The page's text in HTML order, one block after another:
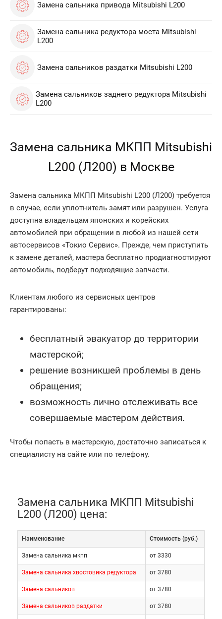
Замена сальника привода Mitsubishi L200
Замена сальника редуктора моста Mitsubishi
L200
Замена сальников раздатки Mitsubishi L200
Замена сальников заднего редуктора Mitsubishi
L200
Замена сальника МКПП Mitsubishi
L200 (Л200) в Москве
Замена сальника МКПП Mitsubishi L200 (Л200) требуется
в случае, если уплотнитель замят или разрушен. Услуга
доступна владельцам японских и корейских
автомобилей при обращении в любой из нашей сети
автосервисов «Токио Сервис». Прежде, чем приступить
к замене деталей, мастера бесплатно продиагностируют
автомобиль, подберут подходящие запчасти.
Клиентам любого из сервисных центров
гарантированы:
бесплатный эвакуатор до территории
мастерской;
решение возникшей проблемы в день
обращения;
возможность лично отслеживать все
совершаемые мастером действия.
Чтобы попасть в мастерскую, достаточно записаться к
специалисту на сайте или по телефону.
Замена сальника МКПП Mitsubishi
L200 (Л200) цена:
Наименование Cтоимость (руб.)
Замена сальника мкпп от 3330
Замена сальника хвостовика редуктора от 3780
Замена сальников от 3780
Замена сальников раздатки от 3780